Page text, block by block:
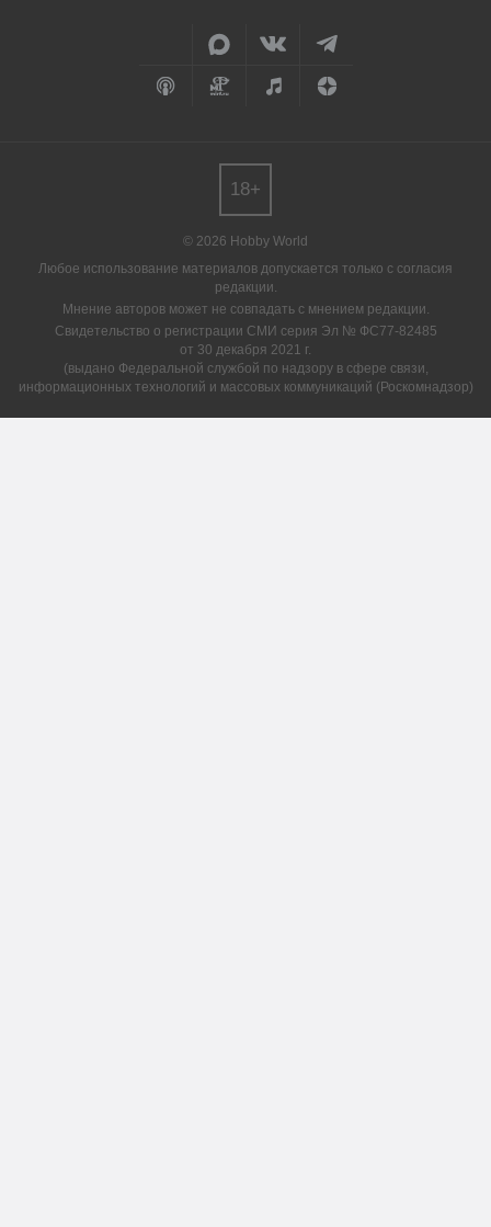
© 2026 Hobby World
Любое использование материалов допускается только с согласия
редакции.
Мнение авторов может не совпадать с мнением редакции.
Свидетельство о регистрации СМИ серия Эл № ФС77-82485
от 30 декабря 2021 г.
(выдано Федеральной службой по надзору в сфере связи,
информационных технологий и массовых коммуникаций (Роскомнадзор)
18+